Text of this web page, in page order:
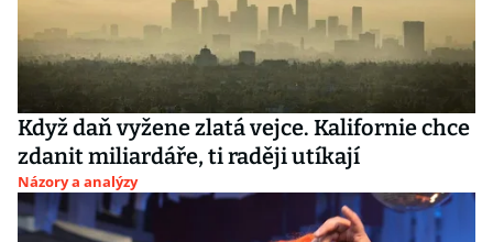
Když daň vyžene zlatá vejce. Kalifornie chce
zdanit miliardáře, ti raději utíkají
Názory a analýzy